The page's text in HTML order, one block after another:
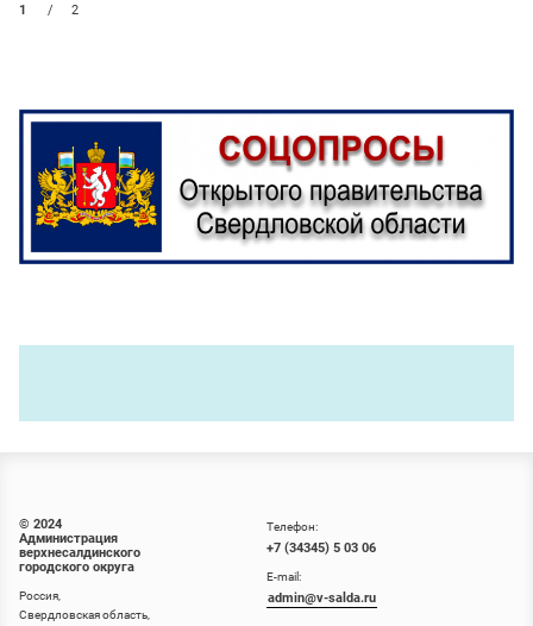
1 / 2
© 2024
Администрация
верхнесалдинского
городского округа
Россия,
Свердловская область,
Телефон:
+7 (34345) 5 03 06
E-mail:
admin@v-salda.ru